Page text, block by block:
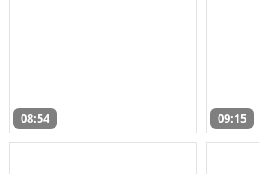
08:54 09:15